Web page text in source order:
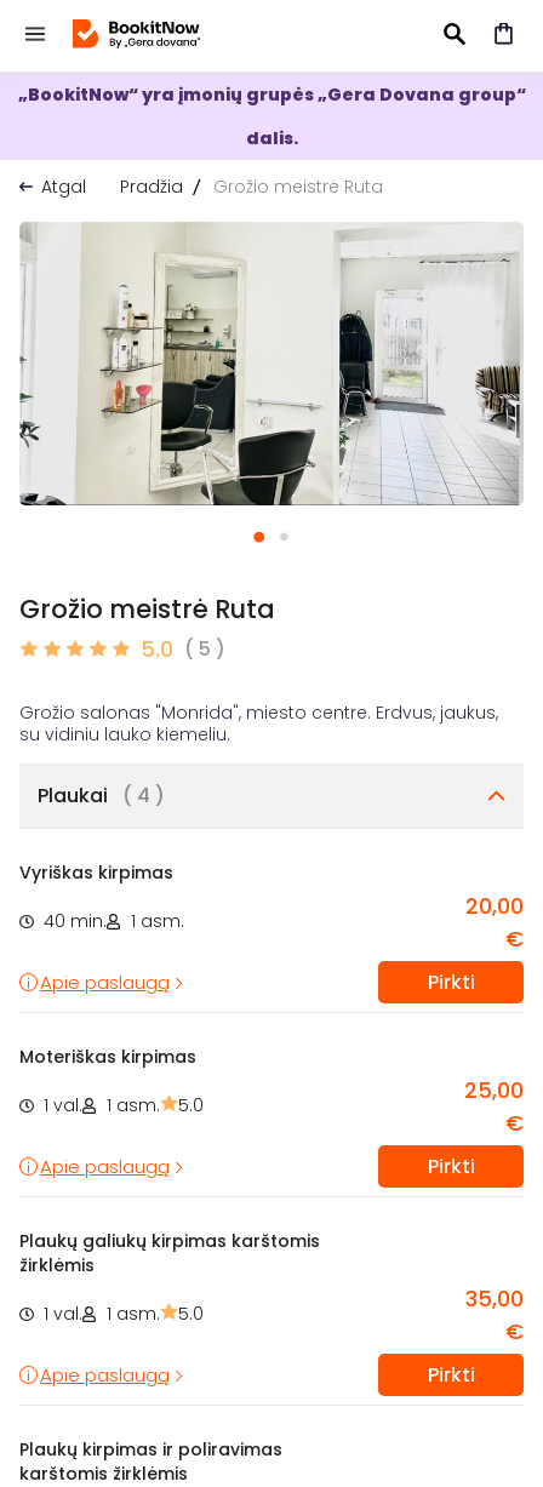
IEŠKOTI
„BookitNow“ yra įmonių grupės „Gera Dovana group“
dalis.
Atgal
Pradžia Grožio meistrė Ruta
Grožio meistrė Ruta
5.0 ( 5 )
Grožio salonas "Monrida", miesto centre. Erdvus, jaukus,
Plaukai ( 4 )
Vyriškas kirpimas
40 min. 1 asm.
20,00
€
Apie paslaugą Pirkti
Moteriškas kirpimas
1 val. 1 asm. 5.0
25,00
€
Apie paslaugą Pirkti
Plaukų galiukų kirpimas karštomis
žirklėmis
1 val. 1 asm. 5.0
35,00
€
Apie paslaugą Pirkti
Plaukų kirpimas ir poliravimas
karštomis žirklėmis